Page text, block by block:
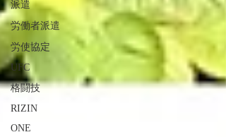
派遣
労働者派遣
労使協定
UFC
格闘技
RIZIN
ONE